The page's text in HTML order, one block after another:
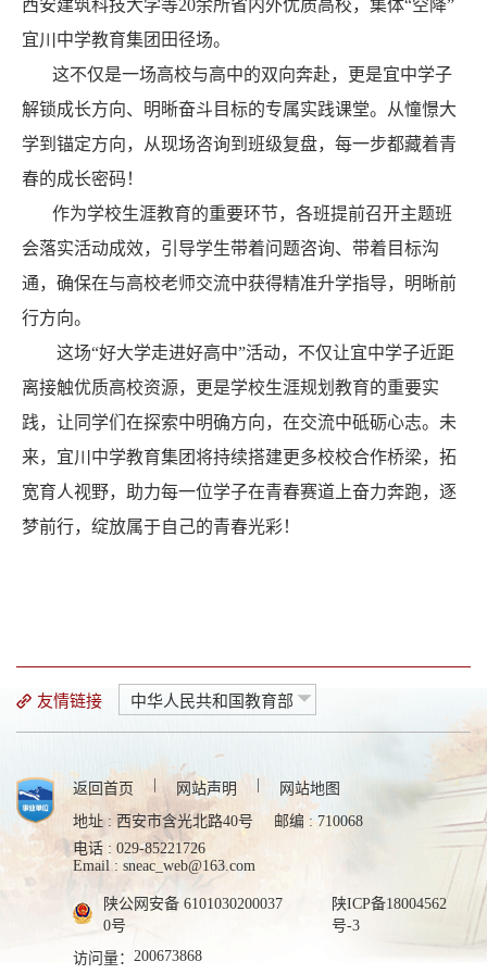
西安建筑科技大学等20余所省内外优质高校，集体“空降”
宜川中学教育集团田径场。
这不仅是一场高校与高中的双向奔赴，更是宜中学子
解锁成长方向、明晰奋斗目标的专属实践课堂。从憧憬大
学到锚定方向，从现场咨询到班级复盘，每一步都藏着青
春的成长密码！
作为学校生涯教育的重要环节，各班提前召开主题班
会落实活动成效，引导学生带着问题咨询、带着目标沟
通，确保在与高校老师交流中获得精准升学指导，明晰前
行方向。
这场“好大学走进好高中”活动，不仅让宜中学子近距
离接触优质高校资源，更是学校生涯规划教育的重要实
践，让同学们在探索中明确方向，在交流中砥砺心志。未
来，宜川中学教育集团将持续搭建更多校校合作桥梁，拓
宽育人视野，助力每一位学子在青春赛道上奋力奔跑，逐
梦前行，绽放属于自己的青春光彩！
友情链接 中华人民共和国教育部
返回首页 网站声明
网站地图
地址 : 西安市含光北路40号
邮编 : 710068
电话 : 029-85221726
Email : sneac_web@163.com
陕公网安备 6101030200037
0号
陕ICP备18004562
号-3
访问量： 200673868